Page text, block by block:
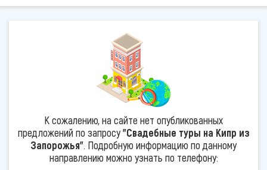
К сожалению, на сайте нет опубликованных
предложений по запросу"Свадебные туры на Кипр из
Запорожья". Подробную информацию по данному
направлению можно узнать по телефону: